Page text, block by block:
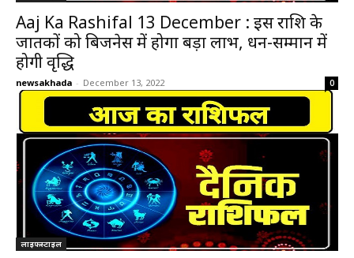
Aaj Ka Rashifal 13 December : इस राशि के
जातकों को बिजनेस में होगा बड़ा लाभ, धन-सम्मान में
होगी वृद्धि
newsakhada - December 13, 2022 0
लाइफस्टाइल